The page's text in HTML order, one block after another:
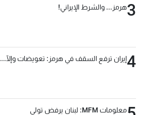
3هرمز... والشرط الإيراني!
4إيران ترفع السقف في هرمز: تعويضات وإلّا...
معلومات MFM: لبنان يرفض تولي